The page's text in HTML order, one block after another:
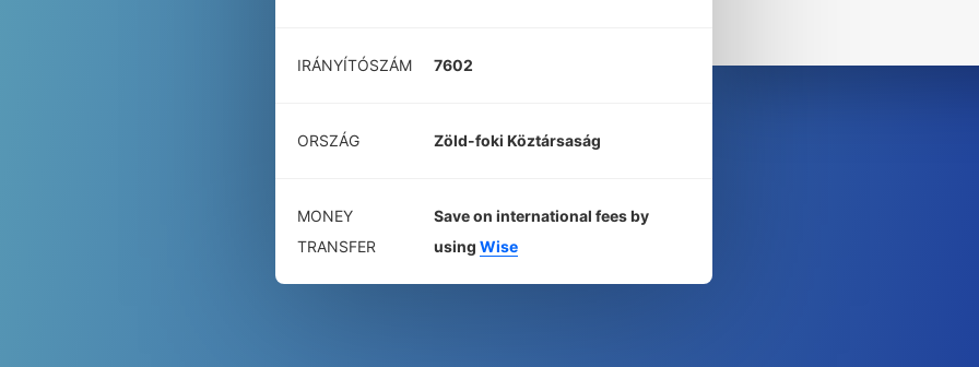
IRÁNYÍTÓSZÁM 7602
ORSZÁG Zöld-foki Köztársaság
MONEY
TRANSFER
Save on international fees by
using Wise